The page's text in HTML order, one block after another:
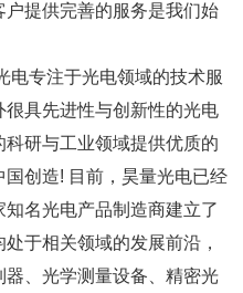
提供完善的服务是我们始
专注于光电领域的技术服
具先进性与创新性的光电
研与工业领域提供优质的
创造! 目前，昊量光电已经
名光电产品制造商建立了
于相关领域的发展前沿，
、光学测量设备、精密光